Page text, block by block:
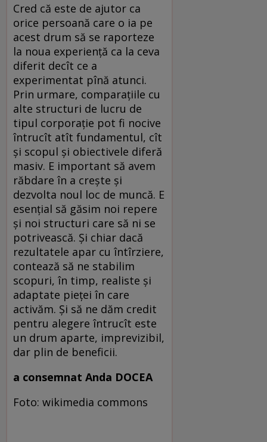
Cred că este de ajutor ca
orice persoană care o ia pe
acest drum să se raporteze
la noua experiență ca la ceva
diferit decît ce a
experimentat pînă atunci.
Prin urmare, comparațiile cu
alte structuri de lucru de
tipul corporație pot fi nocive
întrucît atît fundamentul, cît
și scopul și obiectivele diferă
masiv. E important să avem
răbdare în a crește și
dezvolta noul loc de muncă. E
esențial să găsim noi repere
și noi structuri care să ni se
potrivească. Și chiar dacă
rezultatele apar cu întîrziere,
contează să ne stabilim
scopuri, în timp, realiste și
adaptate pieței în care
activăm. Și să ne dăm credit
pentru alegere întrucît este
un drum aparte, imprevizibil,
dar plin de beneficii.
a consemnat Anda DOCEA
Foto: wikimedia commons